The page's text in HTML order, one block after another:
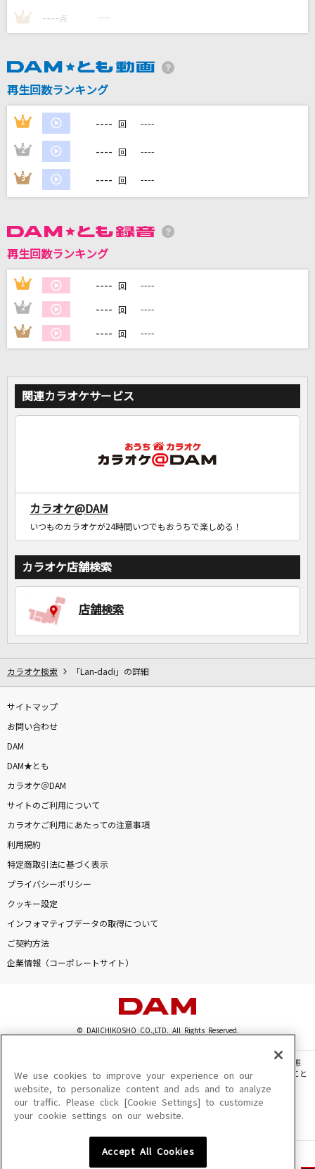
I wonder
キタニタツヤ
カラオケ最新情報をチェック！
3 ---- 点 ----
再生回数ランキング
1 ---- 回 ----
2 ---- 回 ----
3 ---- 回 ----
再生回数ランキング
1 ---- 回 ----
2 ---- 回 ----
3 ---- 回 ----
関連カラオケサービス
カラオケ@DAM
いつものカラオケが24時間いつでもおうちで楽しめる！
カラオケ店舗検索
店舗検索
カラオケ検索 「Lan-dadi」の詳細
サイトマップ
お問い合わせ
DAM
DAM★とも
カラオケ＠DAM
サイトのご利用について
カラオケご利用にあたっての注意事項
利用規約
特定商取引法に基づく表示
プライバシーポリシー
クッキー設定
インフォマティブデータの取得について
ご契約方法
企業情報（コーポレートサイト）
© DAIICHIKOSHO CO.,LTD. All Rights Reserved.
このサイトに掲載されている一切の文章・画像・写真・動画・音声等を、手段や形態
を問わず、著作権法の定める範囲を超えて無断で複製、転載、ファイル化などすること
を禁じます。
楽曲及びコンテンツは、機種によりご利用いただけない場合があります。
楽曲及びコンテンツの配信日、配信内容が変更になる場合があります。
We use cookies to improve your experience on our
website, to personalize content and ads and to analyze
our traffic. Please click [Cookie Settings] to customize
your cookie settings on our website.
Accept All Cookies